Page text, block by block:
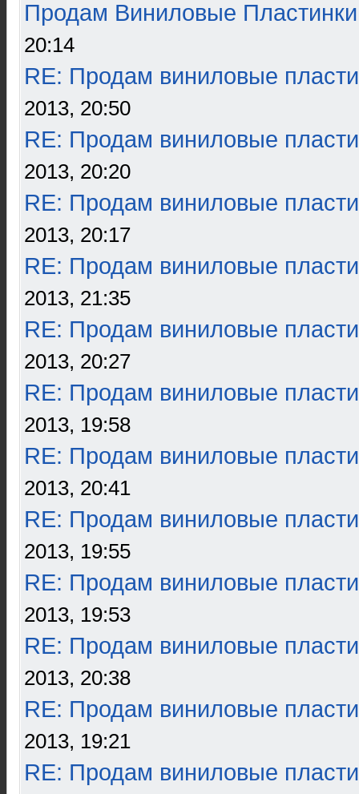
Продам Виниловые Пластинки
20:14
RE: Продам виниловые
2013, 20:50
RE: Продам виниловые
2013, 20:20
RE: Продам виниловые
2013, 20:17
RE: Продам виниловые
2013, 21:35
RE: Продам виниловые
2013, 20:27
RE: Продам виниловые
2013, 19:58
RE: Продам виниловые
2013, 20:41
RE: Продам виниловые
2013, 19:55
RE: Продам виниловые
2013, 19:53
RE: Продам виниловые
2013, 20:38
RE: Продам виниловые
2013, 19:21
RE: Продам виниловые